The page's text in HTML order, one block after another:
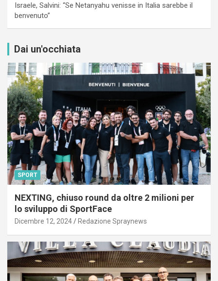
Israele, Salvini: “Se Netanyahu venisse in Italia sarebbe il
benvenuto”
Dai un'occhiata
SPORT
NEXTING, chiuso round da oltre 2 milioni per
lo sviluppo di SportFace
Dicembre 12, 2024 Redazione Spraynews